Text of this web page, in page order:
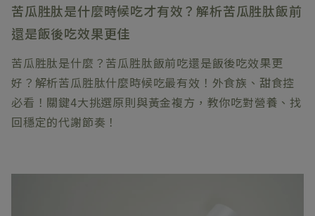
苦瓜胜肽是什麼時候吃才有效？解析苦瓜胜肽飯前
還是飯後吃效果更佳
苦瓜胜肽是什麼？苦瓜胜肽飯前吃還是飯後吃效果更
好？解析苦瓜胜肽什麼時候吃最有效！外食族、甜食控
必看！關鍵4大挑選原則與黃金複方，教你吃對營養、找
回穩定的代謝節奏！